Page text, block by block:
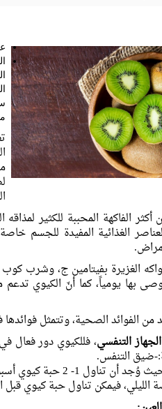
الفاكهة المحببة للكثير
الغذائية المفيدة للجسم
الغزيرة بفيتامين ج، وشرب
بها يومياً، كما أنّ الكيوي تدعم
من الفوائد الصحية، وتتمثل
التنفسي، فللكيوي دور فعال
ضيق التنفس.
كيوي أسبوعياً ساهم في تخفيف أعراض الربو.
الليلي، فيمكن تناول حبة كيوي قبل